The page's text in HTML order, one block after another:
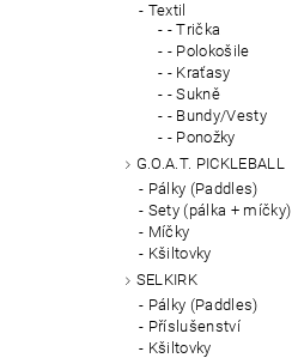
Textil
- Trička
- Polokošile
- Kraťasy
- Sukně
- Bundy/Vesty
- Ponožky
G.O.A.T. PICKLEBALL
Pálky (Paddles)
Sety (pálka + míčky)
Míčky
Kšiltovky
SELKIRK
Pálky (Paddles)
Příslušenství
Kšiltovky